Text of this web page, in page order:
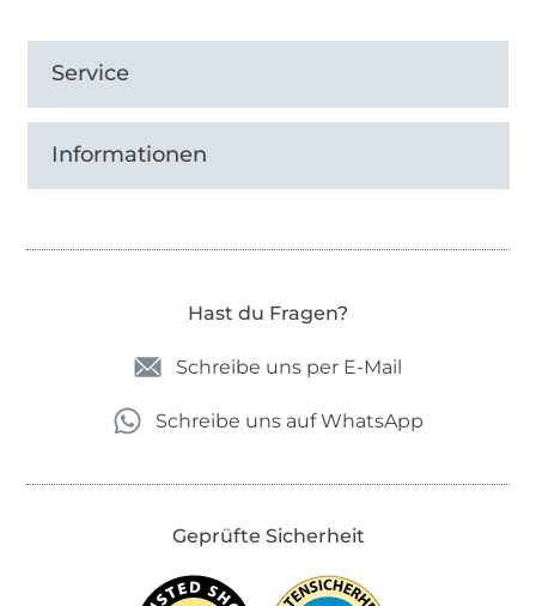
Service
Informationen
Hast du Fragen?
Schreibe uns per E-Mail
Schreibe uns auf WhatsApp
Geprüfte Sicherheit